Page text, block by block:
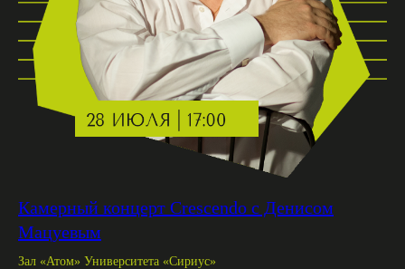
Камерный концерт Crescendo с Денисом
Мацуевым
Зал «Атом» Университета «Сириус»